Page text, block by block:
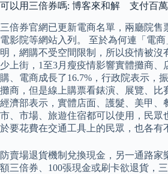
可以用三倍券嗎: 博客來和解 支付百
三倍券官網已更新電商名單，兩廳院售
電影院等網站入列。 至於為何連「電
明，網購不受空間限制，所以疫情被沒
少上街，1至3月瘦疫情影響實體攤商、
購、電商成長了16.7%，行政院表示，
攤商，但是線上購票看錶演、展覽、比
經濟部表示，實體店面、護髮、美甲、
市、市場、旅遊住宿都可以使用，民眾
於要花費在交通工具上的民眾，也各有
防賣場退貨機制兌換現金，另一通路家
額三倍券、100張現金或刷卡欲退貨，